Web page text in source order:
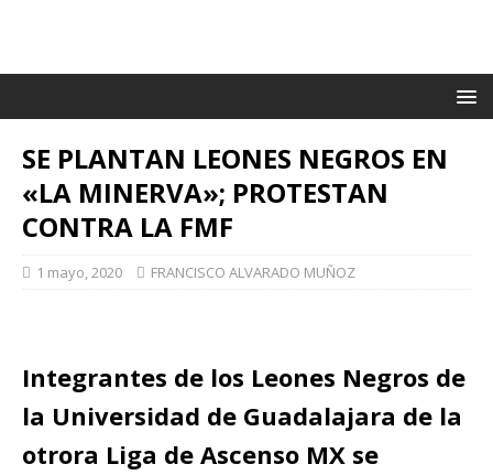
SE PLANTAN LEONES NEGROS EN
«LA MINERVA»; PROTESTAN
CONTRA LA FMF
1 mayo, 2020 FRANCISCO ALVARADO MUÑOZ
Integrantes de los Leones Negros de
la Universidad de Guadalajara de la
otrora Liga de Ascenso MX se